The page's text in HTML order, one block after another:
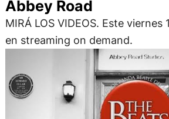
Abbey Road
MIRÁ LOS VIDEOS. Este viernes
en streaming on demand.